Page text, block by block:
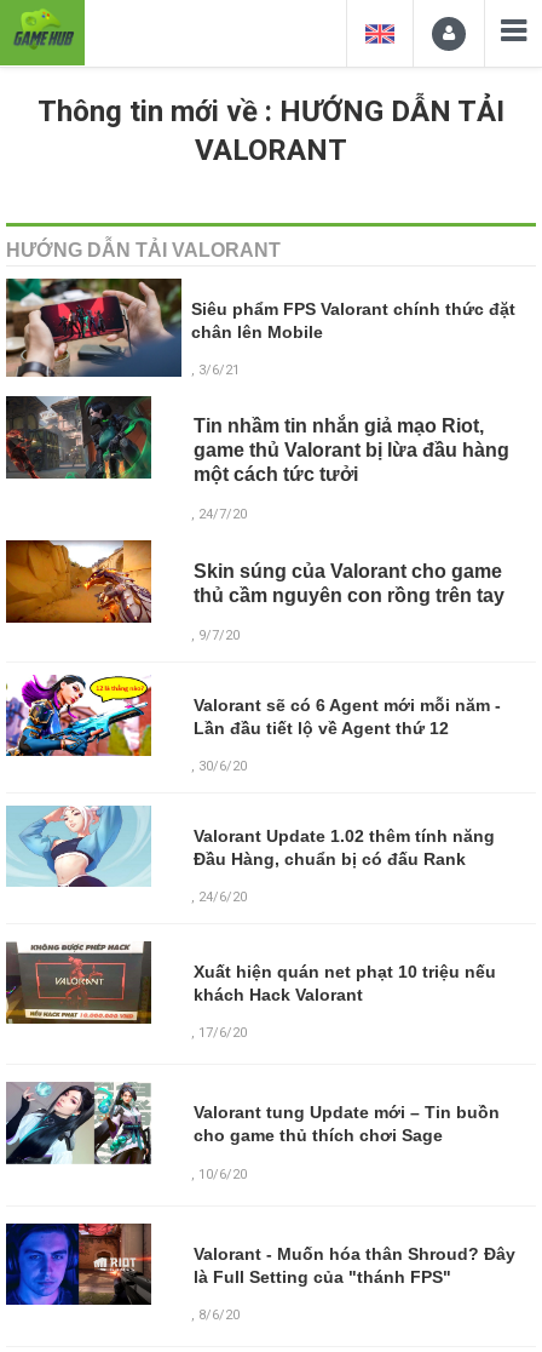
Thông tin mới về : HƯỚNG DẪN TẢI
VALORANT
HƯỚNG DẪN TẢI VALORANT
Siêu phẩm FPS Valorant chính thức đặt
chân lên Mobile
, 3/6/21
Tin nhầm tin nhắn giả mạo Riot,
game thủ Valorant bị lừa đầu hàng
một cách tức tưởi
, 24/7/20
Skin súng của Valorant cho game
thủ cầm nguyên con rồng trên tay
, 9/7/20
Valorant sẽ có 6 Agent mới mỗi năm -
Lần đầu tiết lộ về Agent thứ 12
, 30/6/20
Valorant Update 1.02 thêm tính năng
Đầu Hàng, chuẩn bị có đấu Rank
, 24/6/20
Xuất hiện quán net phạt 10 triệu nếu
khách Hack Valorant
, 17/6/20
Valorant tung Update mới – Tin buồn
cho game thủ thích chơi Sage
10/6/20
Valorant - Muốn hóa thân Shroud? Đây
là Full Setting của "thánh FPS"
, 8/6/20